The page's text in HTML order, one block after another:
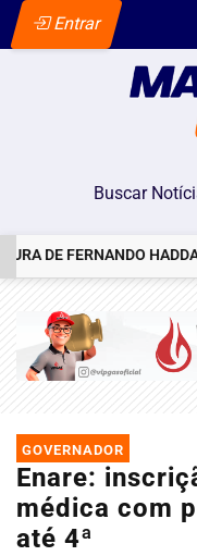
Entrar
DE FERNANDO HADDAD
GOVERNADOR
Enare:
médica com
até 4ª